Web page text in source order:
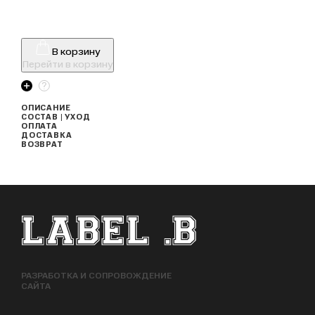
В корзину
Перейти в корзину
ОПИСАНИЕ
СОСТАВ | УХОД
ОПЛАТА
ДОСТАВКА
ВОЗВРАТ
ФУТЕР САЙТА
РАЗРАБОТКА И СОПРОВОЖДЕНИЕ
САЙТА